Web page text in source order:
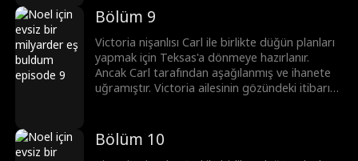
Ancak Victoria Simon'un sıradan bir evsiz
olmadığını bilmiyordur. O hem yakışıklı, çekici
bir milyarder hem de ülkenin bir numaralı
prestijli Savage Grup'un Ceo'sudur. Simon ile
Teksas'a döndükten sonra Victoria kibirli eski
nişanlısı Carl ile karşılaşır. Bu kez kaybettiği
Bölüm 9
Victoria nişanlısı Carl ile birlikte düğün planları
yapmak için Teksas'a dönmeye hazırlanır.
Ancak Carl tarafından aşağılanmış ve ihanete
uğramıştır. Victoria ailesinin gözündeki itibarını
Ancak Victoria Simon'un sıradan bir evsiz
olmadığını bilmiyordur. O hem yakışıklı, çekici
Bölüm 10